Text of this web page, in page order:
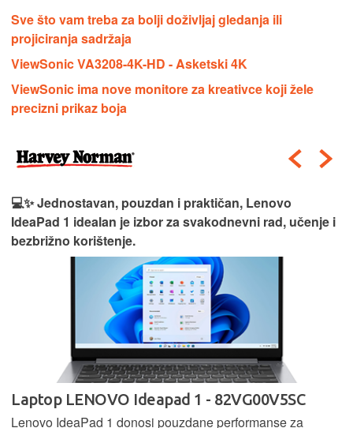
Sve što vam treba za bolji doživljaj gledanja ili
projiciranja sadržaja
ViewSonic VA3208-4K-HD - Asketski 4K
ViewSonic ima nove monitore za kreativce koji žele
precizni prikaz boja
💻✨ Jednostavan, pouzdan i praktičan, Lenovo
IdeaPad 1 idealan je izbor za svakodnevni rad, učenje i
bezbrižno korištenje.
Laptop LENOVO Ideapad 1 - 82VG00V5SC
Lenovo IdeaPad 1 donosi pouzdane performanse za